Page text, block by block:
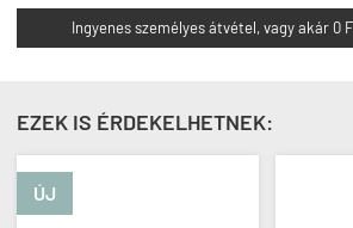
Ingyenes személyes átvétel, vagy akár 0
EZEK IS ÉRDEKELHETNEK:
ÚJ